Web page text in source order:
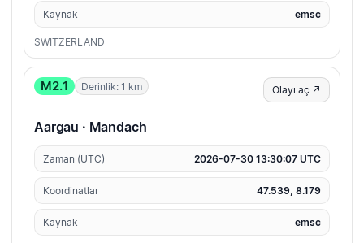
Kaynak emsc
SWITZERLAND
M2.1 Derinlik: 1 km Olayı aç ↗
Aargau · Mandach
Zaman (UTC) 2026-07-30 13:30:07 UTC
Koordinatlar 47.539, 8.179
Kaynak emsc